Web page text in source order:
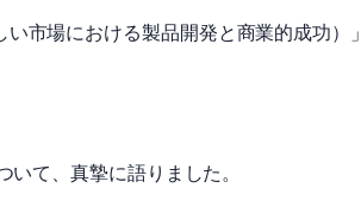
市場における製品開発と商業的成功）」
いて、真摯に語りました。